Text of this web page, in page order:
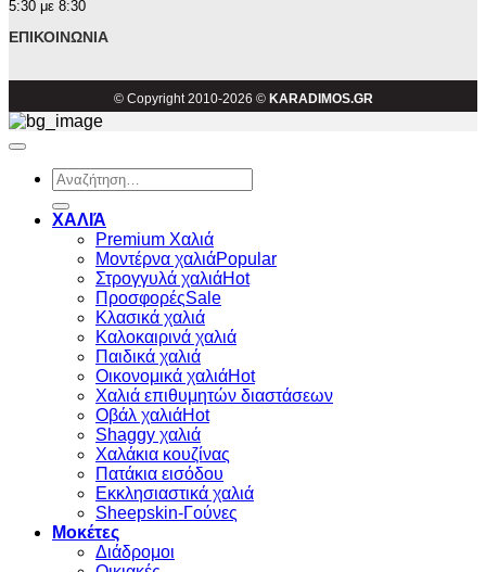
5:30 με 8:30
ΕΠΙΚΟΙΝΩΝΊΑ
© Copyright 2010-2026 © KARADIMOS.GR
Αναζήτηση
για:
ΧΑΛΙΆ
Premium Χαλιά
Μοντέρνα χαλιά
Στρογγυλά χαλιά
Προσφορές
Κλασικά χαλιά
Καλοκαιρινά χαλιά
Παιδικά χαλιά
Οικονομικά χαλιά
Χαλιά επιθυμητών διαστάσεων
Οβάλ χαλιά
Shaggy χαλιά
Χαλάκια κουζίνας
Πατάκια εισόδου
Εκκλησιαστικά χαλιά
Sheepskin-Γούνες
Μοκέτες
Διάδρομοι